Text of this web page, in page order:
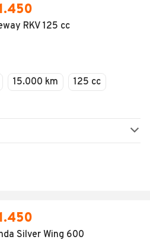
RKV 125 cc
15.000 km
125 cc
Silver Wing 600